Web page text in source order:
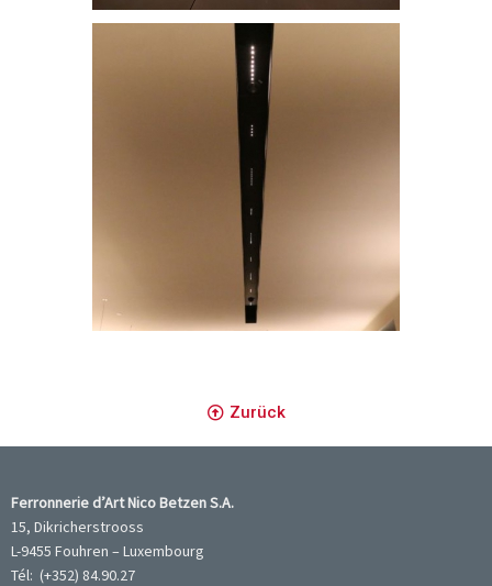
Zurück
Ferronnerie d’Art Nico Betzen S.A.
15, Dikricherstrooss
L-9455 Fouhren – Luxembourg
Tél: (+352) 84.90.27